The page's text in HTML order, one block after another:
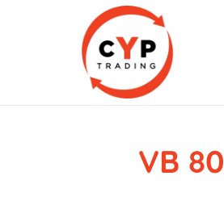
VB 80